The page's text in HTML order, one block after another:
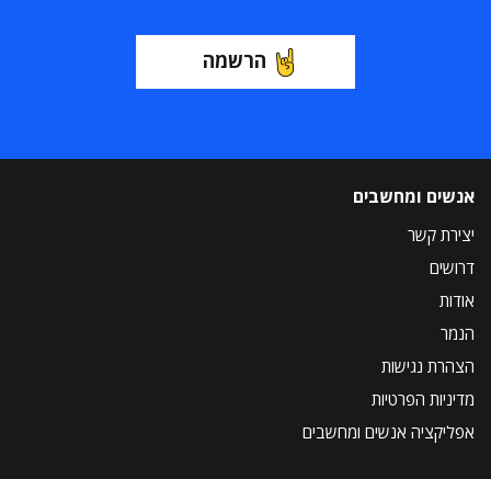
הרשמה
אנשים ומחשבים
יצירת קשר
דרושים
אודות
הנמר
הצהרת נגישות
מדיניות הפרטיות
אפליקציה אנשים ומחשבים